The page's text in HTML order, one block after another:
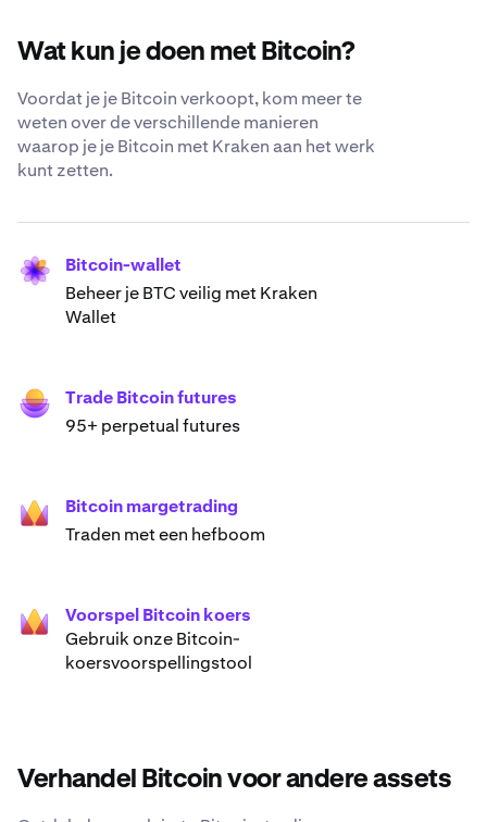
Wat kun je doen met Bitcoin?
Voordat je je Bitcoin verkoopt, kom meer te
weten over de verschillende manieren
waarop je je Bitcoin met Kraken aan het werk
kunt zetten.
Bitcoin-wallet
Beheer je BTC veilig met Kraken
Wallet
Trade Bitcoin futures
95+ perpetual futures
Bitcoin margetrading
Traden met een hefboom
Voorspel Bitcoin koers
Gebruik onze Bitcoin-
koersvoorspellingstool
Verhandel Bitcoin voor andere assets